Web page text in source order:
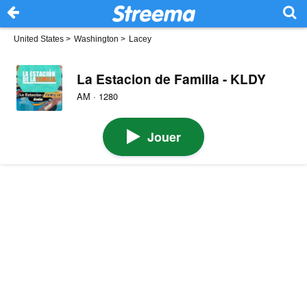
United States > Washington > Lacey
La Estacion de Familia - KLDY
AM · 1280
Jouer